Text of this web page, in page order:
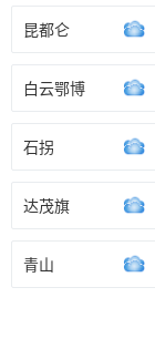
昆都仑
白云鄂博
石拐
达茂旗
青山